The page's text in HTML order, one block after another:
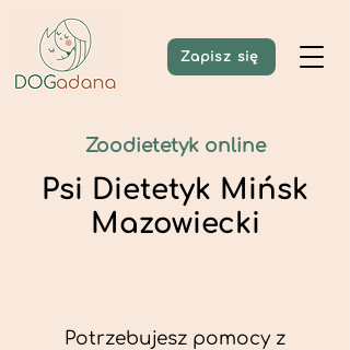
Zapisz się
Zoodietetyk online
Psi Dietetyk Mińsk
Mazowiecki
Potrzebujesz pomocy z